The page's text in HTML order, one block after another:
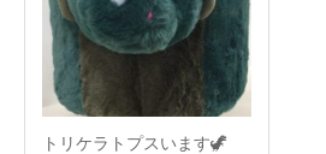
トリケラトプスいます🦖